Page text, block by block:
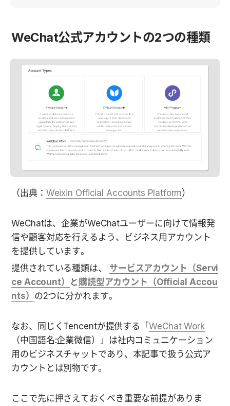
WeChat公式アカウントの2つの種類
（出典： Weixin Official Accounts Platform）
WeChatは、企業がWeChatユーザーに向けて情報発
信や顧客対応を行えるよう、ビジネス用アカウント
を提供しています。
提供されている種類は、 サービスアカウント（Servi
ce Account）
と 購読型アカウント（Official Accou
nts） の2つに分かれます。
なお、同じくTencentが提供する「WeChat Work
（中国語名:企業微信）」は社内コミュニケーション
用のビジネスチャットであり、本記事で扱う公式ア
カウントとは別物です。
ここで先に押さえておくべき重要な前提がありま